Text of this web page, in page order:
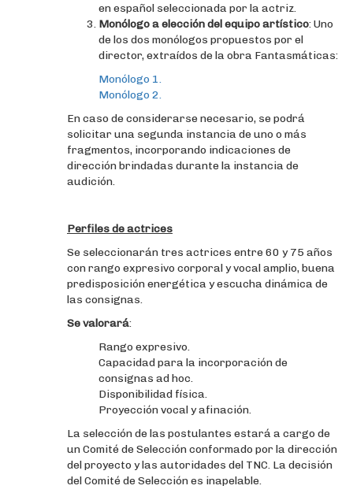
en español seleccionada por la actriz.
Monólogo a elección del equipo artístico: Uno
de los dos monólogos propuestos por el
director, extraídos de la obra Fantasmáticas:
Monólogo 1.
Monólogo 2.
En caso de considerarse necesario, se podrá
solicitar una segunda instancia de uno o más
fragmentos, incorporando indicaciones de
dirección brindadas durante la instancia de
audición.
Perfiles de actrices
Se seleccionarán tres actrices entre 60 y 75 años
con rango expresivo corporal y vocal amplio, buena
predisposición energética y escucha dinámica de
las consignas.
Se valorará:
Rango expresivo.
Capacidad para la incorporación de
consignas ad hoc.
Disponibilidad física.
Proyección vocal y afinación.
La selección de las postulantes estará a cargo de
un Comité de Selección conformado por la dirección
del proyecto y las autoridades del TNC. La decisión
del Comité de Selección es inapelable.